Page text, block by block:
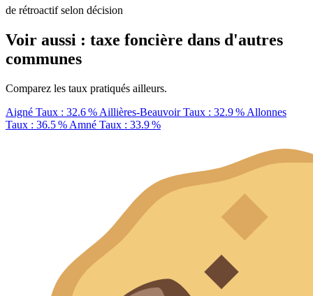
de rétroactif selon décision
Voir aussi : taxe foncière dans d'autres
communes
Comparez les taux pratiqués ailleurs.
Aigné Taux : 32.6 % Aillières-BeauvoirTaux : 32.9 % Allonnes
Taux : 36.5 % Amné Taux : 33.9 %